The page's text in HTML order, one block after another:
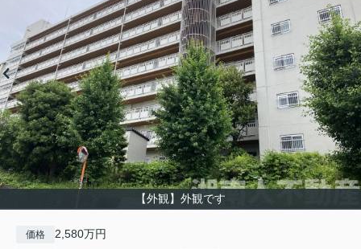
【外観】外観です
価格 2,580万円